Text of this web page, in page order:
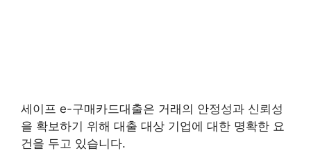
세이프 e-구매카드대출은 거래의 안정성과 신뢰성
을 확보하기 위해 대출 대상 기업에 대한 명확한 요
건을 두고 있습니다.